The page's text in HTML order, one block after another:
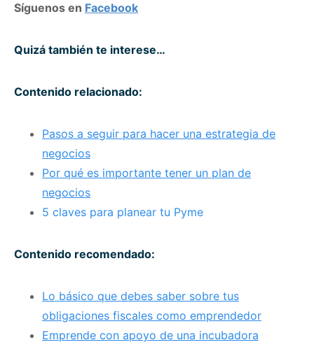
Síguenos en Facebook
Quizá también te interese…
Contenido relacionado:
Pasos a seguir para hacer una estrategia de
negocios
Por qué es importante tener un plan de
negocios
5 claves para planear tu Pyme
Contenido recomendado:
Lo básico que debes saber sobre tus
obligaciones fiscales como emprendedor
Emprende con apoyo de una incubadora